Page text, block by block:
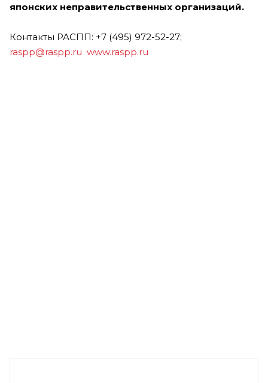
японских неправительственных организаций.
Контакты РАСПП: +7 (495) 972-52-27;
raspp@raspp.ru www.raspp.ru